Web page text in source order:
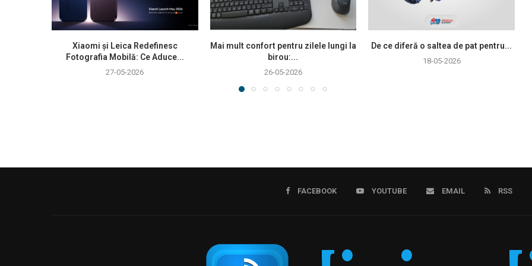
Xiaomi și Leica Redefinesc
Fotografia Mobilă: Ce Aduce...
27-05-2026
Mai mult confort pentru zilele lungi la
birou:...
26-05-2026
De ce diferă o saltea de pat pentru...
18-05-2026
FACEBOOK YOUTUBE EMAIL RSS